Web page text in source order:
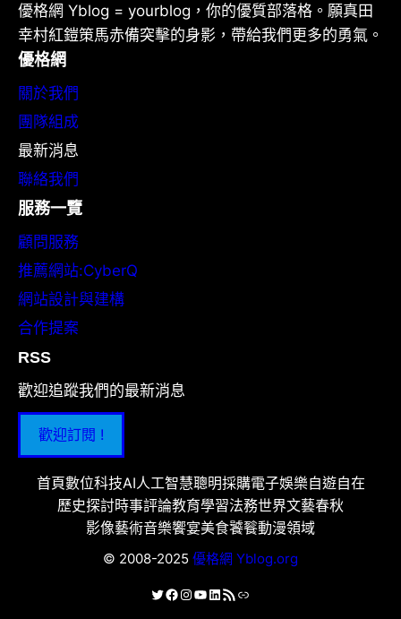
優格網 Yblog = yourblog，你的優質部落格。願真田
幸村紅鎧策馬赤備突擊的身影，帶給我們更多的勇氣。
優格網
關於我們
團隊組成
最新消息
聯絡我們
服務一覽
顧問服務
推薦網站:CyberQ
網站設計與建構
合作提案
RSS
歡迎追蹤我們的最新消息
歡迎訂閱 !
首頁數位科技AI人工智慧聰明採購電子娛樂自遊自在
歷史探討時事評論教育學習法務世界文藝春秋
影像藝術音樂饗宴美食饕餮動漫領域
© 2008-2025 優格網 Yblog.org
X Facebook
Instagram
YouTube
LinkedIn
RSS 資訊提供連結